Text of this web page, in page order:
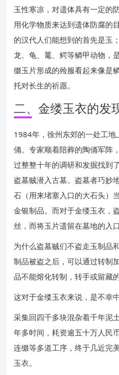
玉性寒凉，对遗体具有一定的
用化学物质来达到遗体防腐的
的汉代人们能想到的首先是玉
龙、龟、鼍、鳄等鳞甲动物，
缀玉片形成的殓服看起来像是
托对长生的祈愿。
二、金缕玉衣的发
1984年，徐州东郊的一处工地
俑。专家顺着陪葬的陶俑军阵
过整整十年的调研和发掘找到
盗墓贼潜入古墓。盗墓者巧妙
石（用来堵塞入口的大石头）
金银制品。而对于金缕玉衣，
丝，而将玉片遗留在墓地的入口
为什么盗墓贼们不盗走玉制品
制品被盗之后，可以通过转制
品不能熔化转制，转手或留藏
这对于金缕玉衣来说，是不幸中
采集回四千多块混杂着千年泥
年多时间，耗资逾五十万人民
连缀等多道工序，终于几近完
玉衣。